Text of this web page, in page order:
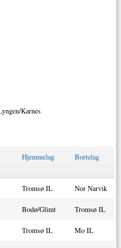
Karnes
Hjemmelag Bortelag
Tromsø IL Nor Narvik
Bodø/Glimt Tromsø IL
Tromsø IL Mo IL